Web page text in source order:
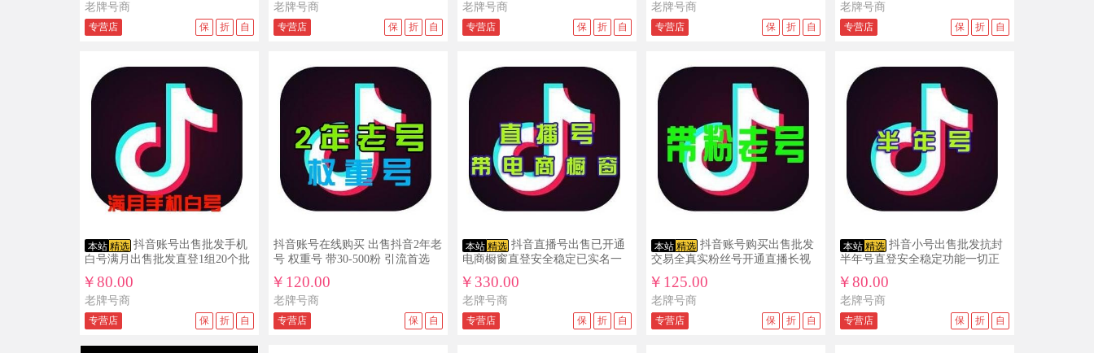
07/03
qian***yu ￥80
中文实名1心淘宝号购买出售批发（一组
07/03
9932***16 ￥50
闲鱼账号购买出售批发v0未认证直登可
林***林 ￥115
闲鱼账号购买出售批发v1咸鱼认证+支
付宝认证已授权芝麻信用直登1组3个
06/30
wuji***ao ￥75
快手账号手机白号满月出售批发可评论
06/29
浊酒***寒 ￥50
闲鱼账号购买出售批发v0未认证直登可
发布1组2个批发
06/28
QQ号出售批发10位，0年Q龄，16级太
老牌号商
专营店 自
折
保
老牌号商
专营店 自
折
保
老牌号商
专营店 自
折
保
老牌号商
专营店 自
折
保
老牌号商
专营店 自
折
保
本站 精选 抖音账号出售批发手机
白号满月出售批发直登1组20个批
发
￥80.00
老牌号商
专营店 自
折
保
抖音账号在线购买 出售抖音2年老
号 权重号 带30-500粉 引流首选
￥120.00
老牌号商
专营店 自
保
本站 精选 抖音直播号出售已开通
电商橱窗直登安全稳定已实名一
切功能正常
￥330.00
老牌号商
专营店 自
折
保
本站 精选 抖音账号购买出售批发
交易全真实粉丝号开通直播长视
频权限未认证
￥125.00
老牌号商
专营店 自
折
保
本站 精选 抖音小号出售批发抗封
半年号直登安全稳定功能一切正
常
￥80.00
老牌号商
专营店 自
折
保